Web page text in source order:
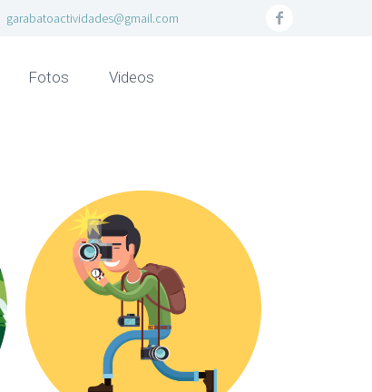
garabatoactividades@gmail.com
Fotos Videos